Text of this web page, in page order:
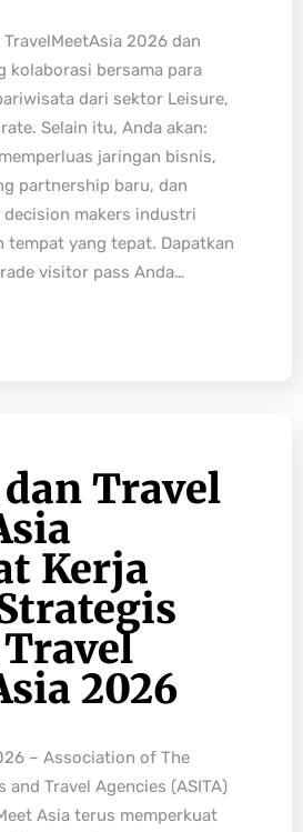
2026 dan
kolaborasi bersama para
dari sektor Leisure,
Selain itu, Anda akan:
jaringan bisnis,
partnership baru, dan
decision makers industri
tempat yang tepat. Dapatkan
visitor pass Anda…
Travel
Kerja
2026
– Association of The
and Travel Agencies (ASITA)
Asia terus memperkuat